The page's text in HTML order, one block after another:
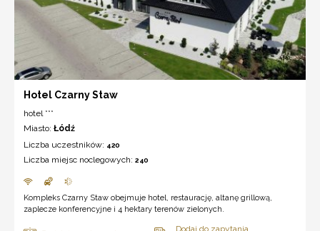
Hotel Czarny Staw
hotel ***
Miasto: Łódź
Liczba uczestników: 420
Liczba miejsc noclegowych: 240
Kompleks Czarny Staw obejmuje hotel, restaurację, altanę grillową,
zaplecze konferencyjne i 4 hektary terenów zielonych.